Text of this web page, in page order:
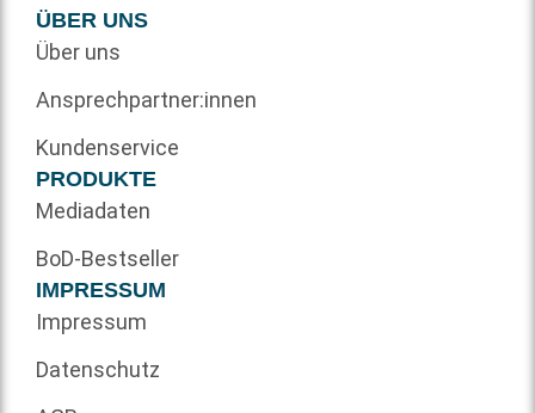
ÜBER UNS
Über uns
Ansprechpartner:innen
Kundenservice
PRODUKTE
Mediadaten
BoD-Bestseller
IMPRESSUM
Impressum
Datenschutz